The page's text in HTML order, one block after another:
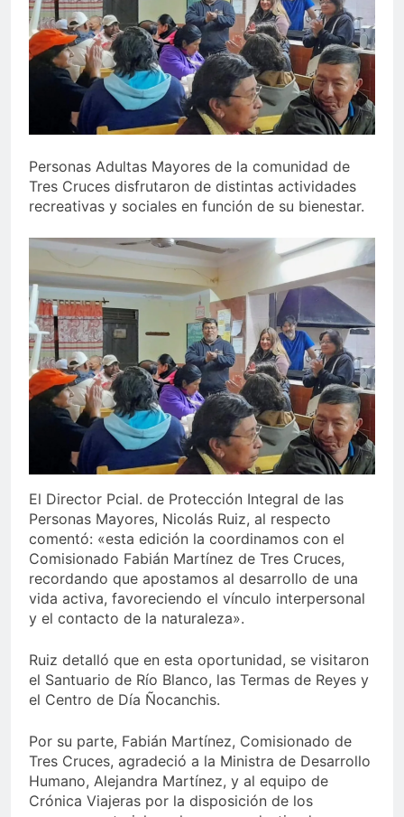
Personas Adultas Mayores de la comunidad de
Tres Cruces disfrutaron de distintas actividades
recreativas y sociales en función de su bienestar.
El Director Pcial. de Protección Integral de las
Personas Mayores, Nicolás Ruiz, al respecto
comentó: «esta edición la coordinamos con el
Comisionado Fabián Martínez de Tres Cruces,
recordando que apostamos al desarrollo de una
vida activa, favoreciendo el vínculo interpersonal
y el contacto de la naturaleza».
Ruiz detalló que en esta oportunidad, se visitaron
el Santuario de Río Blanco, las Termas de Reyes y
el Centro de Día Ñocanchis.
Por su parte, Fabián Martínez, Comisionado de
Tres Cruces, agradeció a la Ministra de Desarrollo
Humano, Alejandra Martínez, y al equipo de
Crónica Viajeras por la disposición de los